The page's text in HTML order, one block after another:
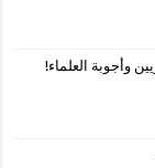
وأجوبة العلماء!